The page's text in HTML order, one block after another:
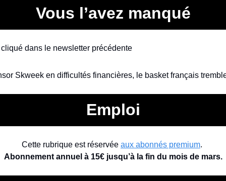
Vous l’avez manqué
dans le newsletter précédente
Skweek en difficultés financières, le basket français
Emploi
Cette rubrique est réservée aux abonnés premium.
Abonnement annuel à 15€ jusqu’à la fin du mois de mars.